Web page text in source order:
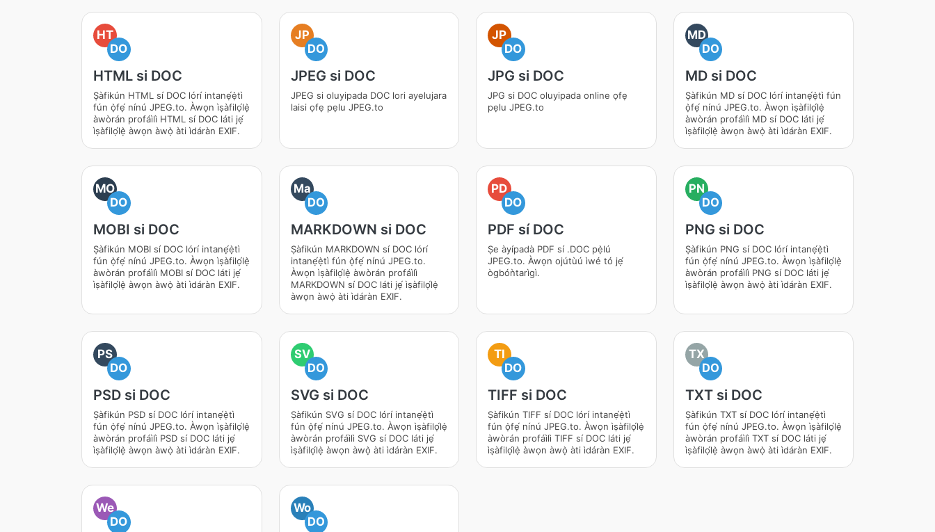
HT
DO
HTML si DOC
Ṣàfikún HTML sí DOC lórí intanẹ́ẹ̀tì
fún ọ̀fẹ́ nínú JPEG.to. Àwọn ìṣàfilọ́lẹ̀
àwòrán profáìlì HTML sí DOC láti jẹ́
ìṣàfilọ́lẹ̀ àwọn àwọ̀ àti ìdáràn EXIF.
JP
DO
JPEG si DOC
JPEG si oluyipada DOC lori ayelujara
laisi ọfẹ pẹlu JPEG.to
JP
DO
JPG si DOC
JPG si DOC oluyipada online ọfẹ
pẹlu JPEG.to
MD
DO
MD si DOC
Ṣàfikún MD sí DOC lórí intanẹ́ẹ̀tì fún
ọ̀fẹ́ nínú JPEG.to. Àwọn ìṣàfilọ́lẹ̀
àwòrán profáìlì MD sí DOC láti jẹ́
ìṣàfilọ́lẹ̀ àwọn àwọ̀ àti ìdáràn EXIF.
MO
DO
MOBI si DOC
Ṣàfikún MOBI sí DOC lórí intanẹ́ẹ̀tì
fún ọ̀fẹ́ nínú JPEG.to. Àwọn ìṣàfilọ́lẹ̀
àwòrán profáìlì MOBI sí DOC láti jẹ́
ìṣàfilọ́lẹ̀ àwọn àwọ̀ àti ìdáràn EXIF.
Ma
DO
MARKDOWN si DOC
Ṣàfikún MARKDOWN sí DOC lórí
intanẹ́ẹ̀tì fún ọ̀fẹ́ nínú JPEG.to.
Àwọn ìṣàfilọ́lẹ̀ àwòrán profáìlì
MARKDOWN sí DOC láti jẹ́ ìṣàfilọ́lẹ̀
àwọn àwọ̀ àti ìdáràn EXIF.
PD
DO
PDF sí DOC
Ṣe àyípadà PDF sí .DOC pẹ̀lú
JPEG.to. Àwọn ojútùú ìwé tó jẹ́
ògbóǹtarìgì.
PN
DO
PNG si DOC
Ṣàfikún PNG sí DOC lórí intanẹ́ẹ̀tì
fún ọ̀fẹ́ nínú JPEG.to. Àwọn ìṣàfilọ́lẹ̀
àwòrán profáìlì PNG sí DOC láti jẹ́
ìṣàfilọ́lẹ̀ àwọn àwọ̀ àti ìdáràn EXIF.
PS
DO
PSD si DOC
Ṣàfikún PSD sí DOC lórí intanẹ́ẹ̀tì
fún ọ̀fẹ́ nínú JPEG.to. Àwọn ìṣàfilọ́lẹ̀
àwòrán profáìlì PSD sí DOC láti jẹ́
ìṣàfilọ́lẹ̀ àwọn àwọ̀ àti ìdáràn EXIF.
SV
DO
SVG si DOC
Ṣàfikún SVG sí DOC lórí intanẹ́ẹ̀tì
fún ọ̀fẹ́ nínú JPEG.to. Àwọn ìṣàfilọ́lẹ̀
àwòrán profáìlì SVG sí DOC láti jẹ́
ìṣàfilọ́lẹ̀ àwọn àwọ̀ àti ìdáràn EXIF.
TI
DO
TIFF si DOC
Ṣàfikún TIFF sí DOC lórí intanẹ́ẹ̀tì
fún ọ̀fẹ́ nínú JPEG.to. Àwọn ìṣàfilọ́lẹ̀
àwòrán profáìlì TIFF sí DOC láti jẹ́
ìṣàfilọ́lẹ̀ àwọn àwọ̀ àti ìdáràn EXIF.
TX
DO
TXT si DOC
Ṣàfikún TXT sí DOC lórí intanẹ́ẹ̀tì
fún ọ̀fẹ́ nínú JPEG.to. Àwọn ìṣàfilọ́lẹ̀
àwòrán profáìlì TXT sí DOC láti jẹ́
ìṣàfilọ́lẹ̀ àwọn àwọ̀ àti ìdáràn EXIF.
We
DO
Wo
DO